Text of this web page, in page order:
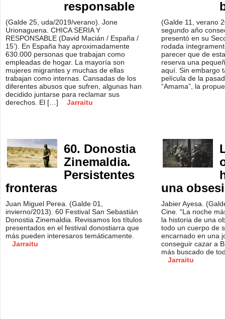
responsable
(Galde 25, uda/2019/verano). Jone
Urionaguena. CHICA SERIA Y
RESPONSABLE (David Macián / España /
15’). En España hay aproximadamente
630.000 personas que trabajan como
empleadas de hogar. La mayoría son
mujeres migrantes y muchas de ellas
trabajan como internas. Cansadas de los
diferentes abusos que sufren, algunas han
decidido juntarse para reclamar sus
derechos. El […]
Jarraitu
(Galde 11, verano
segundo año
presentó en su
rodada
parecer que de
reserva una
aquí. Sin embargo
película de la
“Amama”, la
60. Donostia
Zinemaldia.
Persistentes
fronteras
Juan Miguel Perea. (Galde 01,
invierno/2013). 60 Festival San Sebastián
Donostia Zinemaldia. Revisamos los títulos
presentados en el festival donostiarra que
más pueden interesaros temáticamente.
Jarraitu
una
Jabier Ayesa.
Cine. “La noche
la historia de una
todo un cuerpo de
encarnado en una
conseguir cazar a
más buscado de
Jarraitu